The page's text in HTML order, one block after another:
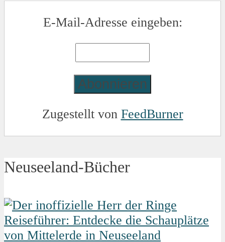
E-Mail-Adresse eingeben:
Zugestellt von FeedBurner
Neuseeland-Bücher